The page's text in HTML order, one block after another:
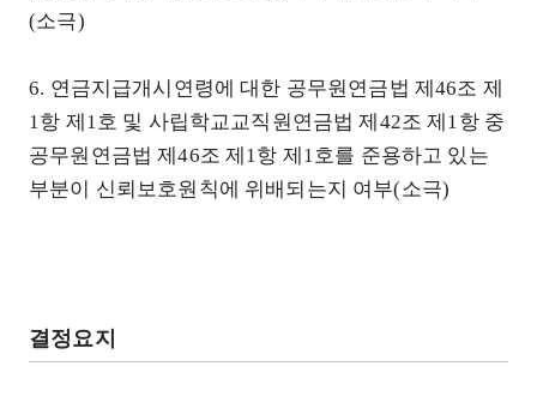
(소극)
6. 연금지급개시연령에 대한 공무원연금법 제46조 제
1항 제1호 및 사립학교교직원연금법 제42조 제1항 중
공무원연금법 제46조 제1항 제1호를 준용하고 있는
부분이 신뢰보호원칙에 위배되는지 여부(소극)
결정요지